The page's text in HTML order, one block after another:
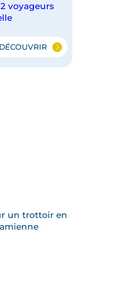
voyageurs
DÉCOUVRIR
LE